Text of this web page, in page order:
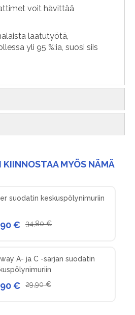
voit hävittää
laatutyötä,
yli 95 %:ia, suosi siis
KIINNOSTAA MYÖS NÄMÄ
suodatin keskuspölynimuriin
€ 34,80 €
A- ja C -sarjan suodatin
€ 29,90 €